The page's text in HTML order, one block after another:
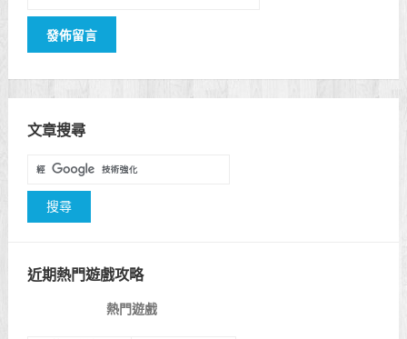
文章搜尋
近期熱門遊戲攻略
熱門遊戲